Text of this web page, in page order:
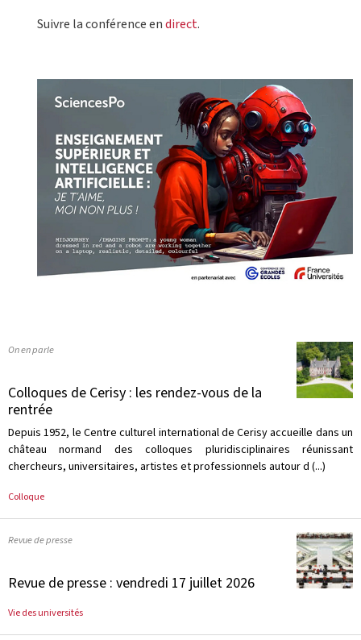
Suivre la conférence endirect.
On en parle
Colloques de Cerisy : les rendez-vous de la
rentrée
Depuis 1952, le Centre culturel international de Cerisy accueille dans un
château normand des colloques pluridisciplinaires réunissant
chercheurs, universitaires, artistes et professionnels autour d (...)
Colloque
Revue de presse
Revue de presse : vendredi 17 juillet 2026
Vie des universités